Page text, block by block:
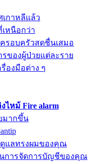
เกาหลีแล้ว
หนือกว่า
รอบครัวสดชื่นเสมอ
ของผู้ป่วยแต่ละราย
องมือต่าง ๆ
ไหม้ Fire alarm
มากขึ้น
แลทรงผมของคุณ
การจัดการบัญชีของคุณ